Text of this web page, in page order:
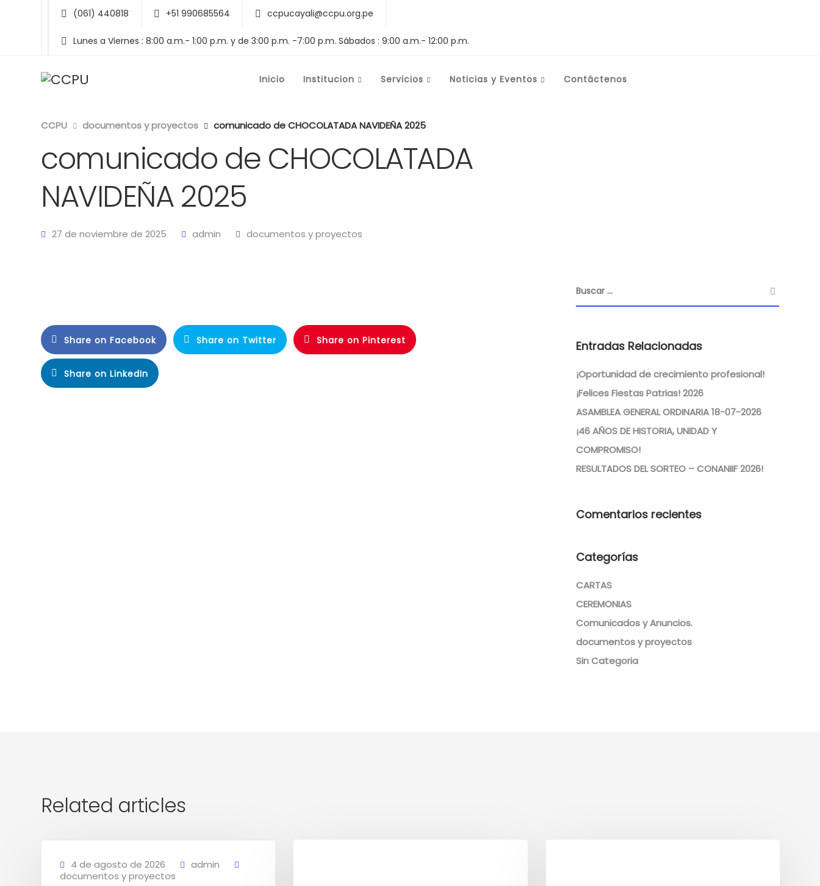
(061) 440818 +51 990685564 ccpucayali@ccpu.org.pe
Lunes a Viernes : 8:00 a.m.- 1:00 p.m. y de 3:00 p.m. -7:00 p.m. Sábados : 9:00 a.m.- 12:00 p.m.
Inicio Institucion Servicios Noticias y Eventos Contáctenos
CCPU documentos y proyectos comunicado de CHOCOLATADA NAVIDEÑA 2025
comunicado de CHOCOLATADA
NAVIDEÑA 2025
27 de noviembre de 2025 admin documentos y proyectos
Share on Facebook Share on Twitter Share on Pinterest
Share on LinkedIn
Entradas Relacionadas
¡Oportunidad de crecimiento profesional!
¡Felices Fiestas Patrias! 2026
ASAMBLEA GENERAL ORDINARIA 18-07-2026
¡46 AÑOS DE HISTORIA, UNIDAD Y
COMPROMISO!
RESULTADOS DEL SORTEO – CONANIIF 2026!
Comentarios recientes
Categorías
CARTAS
CEREMONIAS
Comunicados y Anuncios.
documentos y proyectos
Sin Categoria
Related articles
4 de agosto de 2026
admin
documentos y proyectos